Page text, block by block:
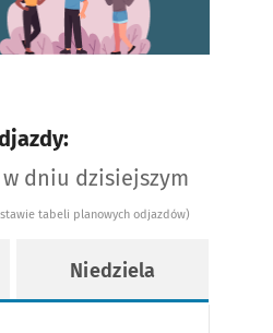
dniu dzisiejszym
tabeli planowych odjazdów)
Niedziela
DO ZAJEZDNI PRZY UL. OBORNICKIEJ